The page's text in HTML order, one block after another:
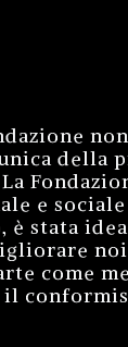
della
e
è stata
come
il